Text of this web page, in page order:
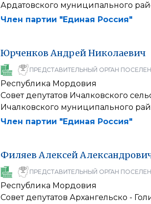
Ардатовского муниципального
Член партии "Единая Россия"
Юрченков АндрейНиколаевич
ПРЕДСТАВИТЕЛЬНЫЙ ОРГАН
Республика Мордовия
Совет депутатов Ичалковского
Ичалковского муниципального
Член партии "Единая Россия"
Филяев Алексей
ПРЕДСТАВИТЕЛЬНЫЙ ОРГАН
Республика Мордовия
Совет депутатов Архангельско -